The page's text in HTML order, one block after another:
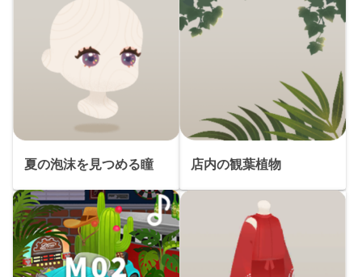
夏の泡沫を見つめる瞳 店内の観葉植物